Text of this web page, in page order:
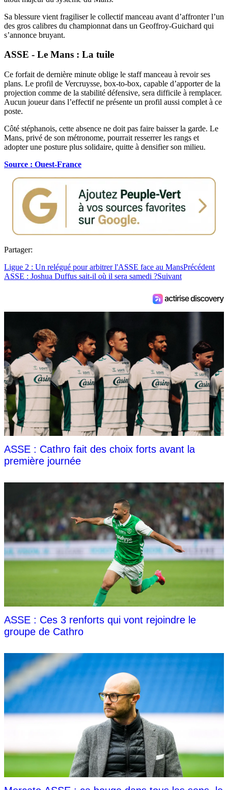
Sa blessure vient fragiliser le collectif manceau avant d’affronter l’un
des gros calibres du championnat dans un Geoffroy-Guichard qui
s’annonce bruyant.
ASSE - Le Mans : La tuile
Ce forfait de dernière minute oblige le staff manceau à revoir ses
plans. Le profil de Vercruysse, box-to-box, capable d’apporter de la
projection comme de la stabilité défensive, sera difficile à remplacer.
Aucun joueur dans l’effectif ne présente un profil aussi complet à ce
poste.
Côté stéphanois, cette absence ne doit pas faire baisser la garde. Le
Mans, privé de son métronome, pourrait resserrer les rangs et
adopter une posture plus solidaire, quitte à densifier son milieu.
Source : Ouest-France
Partager:
Ligue 2 : Un relégué pour arbitrer l'ASSE face au MansPrécédent
ASSE : Joshua Duffus sait-il où il sera samedi ?Suivant
ASSE : Cathro fait des choix forts avant la
première journée
ASSE : Ces 3 renforts qui vont rejoindre le
groupe de Cathro